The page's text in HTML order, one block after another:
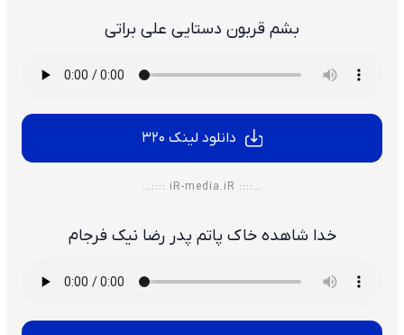
بشم قربون دستایی علی براتی
دانلود لینک 320
…:::: iR-media.iR ::::…
خدا شاهده خاک پاتم پدر رضا نیک فرجام